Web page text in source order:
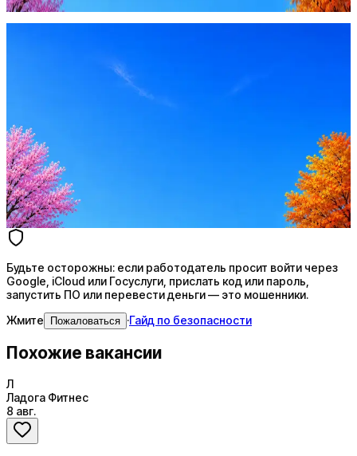
Жмите Пожаловаться
Стратегия поиска с AI: рынки, позиции, вилка, каналы
Будьте осторожны: если работодатель просит войти через
Google, iCloud или Госуслуги, прислать код или пароль,
запустить ПО или перевести деньги — это мошенники.
Жмите
Пожаловаться ·Гайд по безопасности
Похожие вакансии
Л
Ладога Фитнес
8 авг.